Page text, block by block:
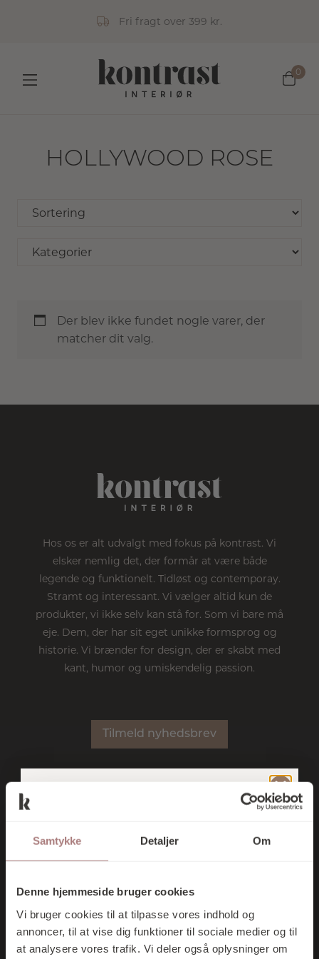
Samtykke Detaljer Om
Denne hjemmeside bruger cookies
Vi bruger cookies til at tilpasse vores indhold og
annoncer, til at vise dig funktioner til sociale medier og til
at analysere vores trafik. Vi deler også oplysninger om
Fri fragt over 399 kr.
0
HOLLYWOOD ROSE
Der blev ikke fundet nogle varer, der
matcher dit valg.
Hos os er alt udvalgt med fokus på kontrast. Vi
elsker nemlig det, der formår at være både
legende og funktionelt. Tidløst og contemporay.
Stramt og interessant. Vi vælger altid kun de
produkter, vi ikke selv kan stå for. Som vi bare må
eje. Dem, der har sit eget unikke formsprog og
historie. Vi brænder for design, der er skabt med
kant, humor og umiskendelig passion.
Tilmeld nyhedsbrev
BRANDS
75 52 24 35
butik@kontrast-interior.dk
TILMELD DIG
VORES
NYHEDSBREV
OG FÅ 10% I
RABAT PÅ DIT
FØRSTE KØB